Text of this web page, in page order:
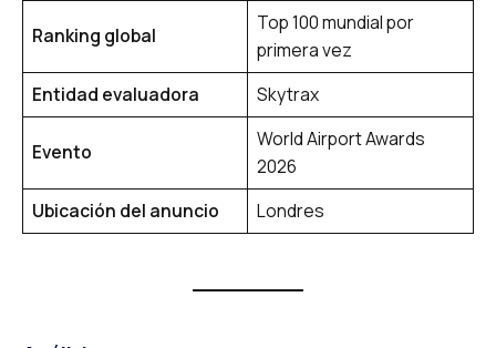
Ranking global
Top 100 mundial por
primera vez
Entidad evaluadora
Skytrax
Evento
World Airport Awards
2026
Ubicación del anuncio
Londres